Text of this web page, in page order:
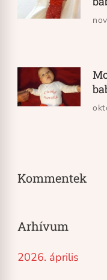
Kommentek
Arhívum
2026. április